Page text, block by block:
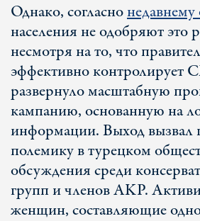
Однако, согласно
населения не одобряют это
несмотря на то, что
эффективно
развернуло масштабную
кампанию, основанную на
информации. Выход
полемику в турецком
обсуждения среди
групп и членов AKP.
женщин, составляющие